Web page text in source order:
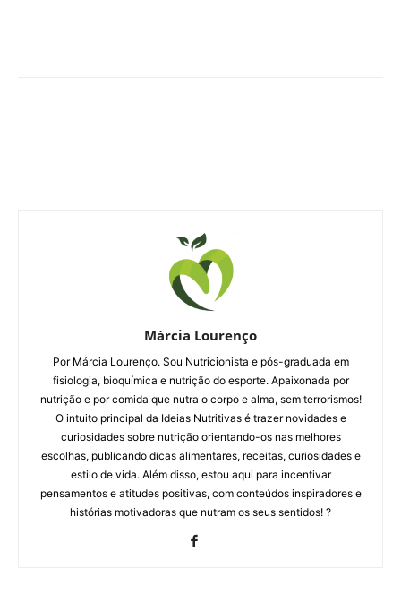
Márcia Lourenço
Por Márcia Lourenço. Sou Nutricionista e pós-graduada em
fisiologia, bioquímica e nutrição do esporte. Apaixonada por
nutrição e por comida que nutra o corpo e alma, sem terrorismos!
O intuito principal da Ideias Nutritivas é trazer novidades e
curiosidades sobre nutrição orientando-os nas melhores
escolhas, publicando dicas alimentares, receitas, curiosidades e
estilo de vida. Além disso, estou aqui para incentivar
pensamentos e atitudes positivas, com conteúdos inspiradores e
histórias motivadoras que nutram os seus sentidos! ?